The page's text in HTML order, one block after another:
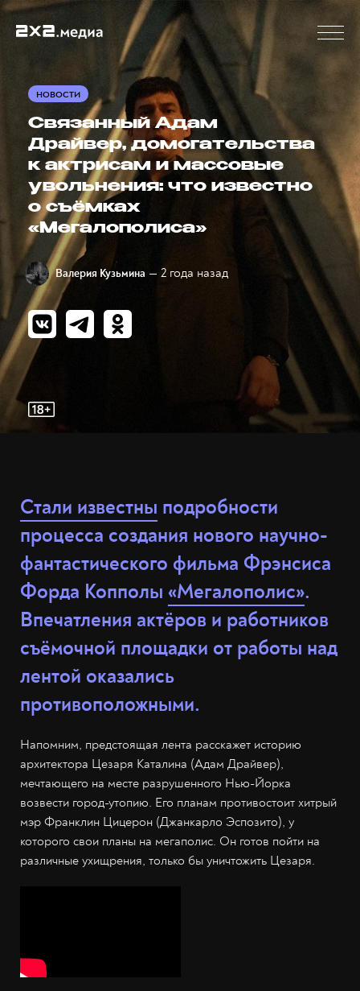
НОВОСТИ
Связанный Адам
Драйвер, домогательства
к актрисам и массовые
увольнения: что известно
о съёмках
«Мегалополиса»
Валерия Кузьмина — 2 года назад
Стали известны подробности
процесса создания нового научно-
фантастического фильма Фрэнсиса
Форда Копполы «Мегалополис».
Впечатления актёров и работников
съёмочной площадки от работы над
лентой оказались
противоположными.
Напомним, предстоящая лента расскажет историю
архитектора Цезаря Каталина (Адам Драйвер),
мечтающего на месте разрушенного Нью-Йорка
возвести город-утопию. Его планам противостоит хитрый
мэр Франклин Цицерон (Джанкарло Эспозито), у
которого свои планы на мегаполис. Он готов пойти на
различные ухищрения, только бы уничтожить Цезаря.